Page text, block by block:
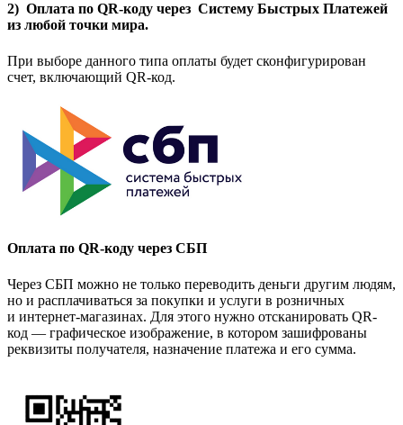
2) Оплата по QR-коду через Систему Быстрых Платежей
из любой точки мира.
При выборе данного типа оплаты будет сконфигурирован
счет, включающий QR-код.
Оплата по QR-коду через СБП
Через СБП можно не только переводить деньги другим людям,
но и расплачиваться за покупки и услуги в розничных
и интернет-магазинах. Для этого нужно отсканировать QR-
код — графическое изображение, в котором зашифрованы
реквизиты получателя, назначение платежа и его сумма.